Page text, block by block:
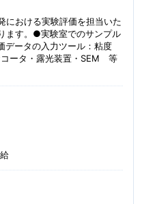
における実験評価を担当いた
ます。●実験室でのサンプル
ータの入力ツール：粘度
ータ・露光装置・SEM 等